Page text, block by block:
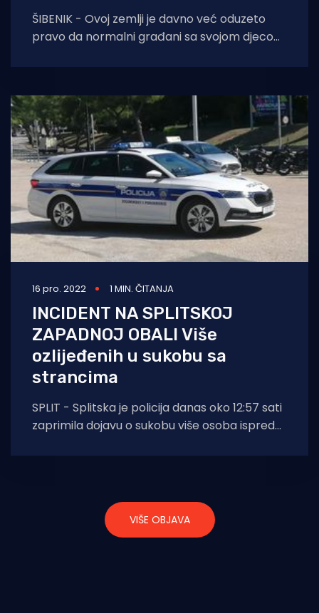
ŠIBENIK - Ovoj zemlji je davno već oduzeto
pravo da normalni građani sa svojom djecom
16 pro. 2022 1 MIN. ČITANJA
INCIDENT NA SPLITSKOJ
ZAPADNOJ OBALI Više
ozlijeđenih u sukobu sa
strancima
SPLIT - Splitska je policija danas oko 12:57 sati
zaprimila dojavu o sukobu više osoba ispred
VIŠE OBJAVA